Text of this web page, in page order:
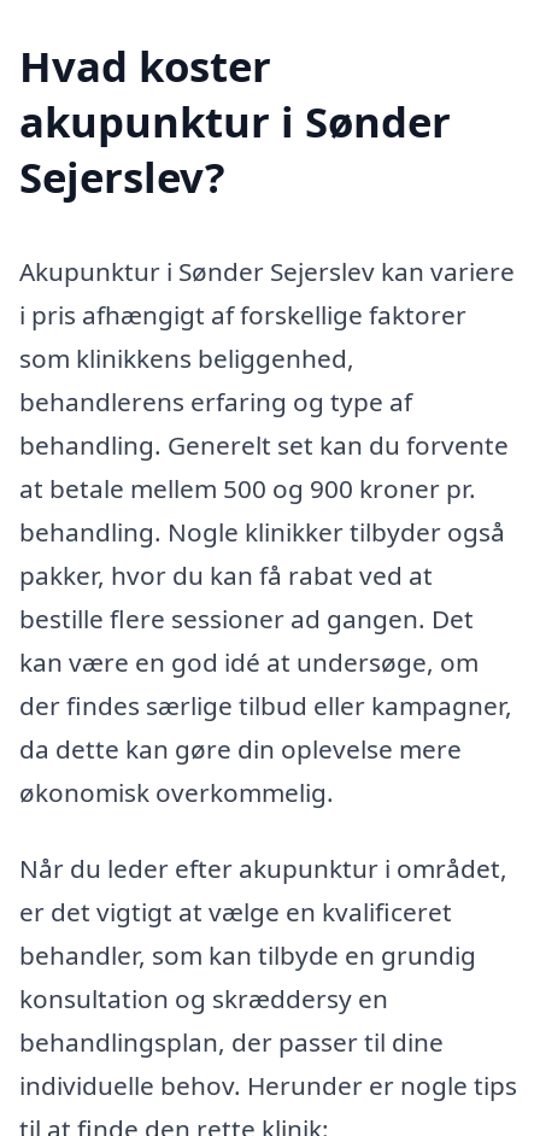
Hvad koster
akupunktur i Sønder
Sejerslev?
Akupunktur i Sønder Sejerslev kan variere
i pris afhængigt af forskellige faktorer
som klinikkens beliggenhed,
behandlerens erfaring og type af
behandling. Generelt set kan du forvente
at betale mellem 500 og 900 kroner pr.
behandling. Nogle klinikker tilbyder også
pakker, hvor du kan få rabat ved at
bestille flere sessioner ad gangen. Det
kan være en god idé at undersøge, om
der findes særlige tilbud eller kampagner,
da dette kan gøre din oplevelse mere
økonomisk overkommelig.
Når du leder efter akupunktur i området,
er det vigtigt at vælge en kvalificeret
behandler, som kan tilbyde en grundig
konsultation og skræddersy en
behandlingsplan, der passer til dine
individuelle behov. Herunder er nogle tips